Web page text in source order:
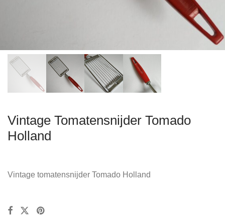
Vintage Tomatensnijder Tomado
Holland
Vintage tomatensnijder Tomado Holland